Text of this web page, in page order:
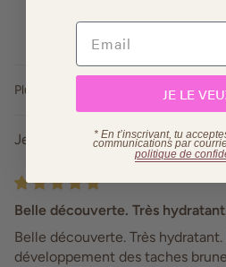
Sort by
Jeannine
Belle découverte. Très
Belle découverte. Très
développement des taches
JE LE
* En t’inscrivant, tu
communications par
politique de